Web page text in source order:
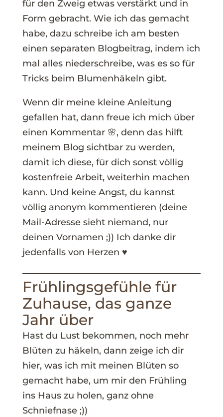
für den Zweig etwas verstärkt und in
Form gebracht. Wie ich das gemacht
habe, dazu schreibe ich am besten
einen separaten Blogbeitrag, indem ich
mal alles niederschreibe, was es so für
Tricks beim Blumenhäkeln gibt.
Wenn dir meine kleine Anleitung
gefallen hat, dann freue ich mich über
einen Kommentar 🌸, denn das hilft
meinem Blog sichtbar zu werden,
damit ich diese, für dich sonst völlig
kostenfreie Arbeit, weiterhin machen
kann. Und keine Angst, du kannst
völlig anonym kommentieren (deine
Mail-Adresse sieht niemand, nur
deinen Vornamen ;)) Ich danke dir
jedenfalls von Herzen ♥
Frühlingsgefühle für
Zuhause, das ganze
Jahr über
Hast du Lust bekommen, noch mehr
Blüten zu häkeln, dann zeige ich dir
hier, was ich mit meinen Blüten so
gemacht habe, um mir den Frühling
ins Haus zu holen, ganz ohne
Schniefnase ;))